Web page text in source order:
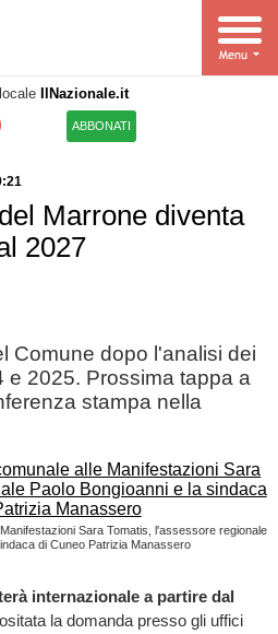
IlNazionale.it
ABBONATI
Marrone diventa
2027
Comune dopo l'analisi dei
e 2025. Prossima tappa a
stampa nella
Sara Tomatis, l'assessore regionale
di Cuneo Patrizia Manassero
internazionale a partire dal
la domanda presso gli uffici